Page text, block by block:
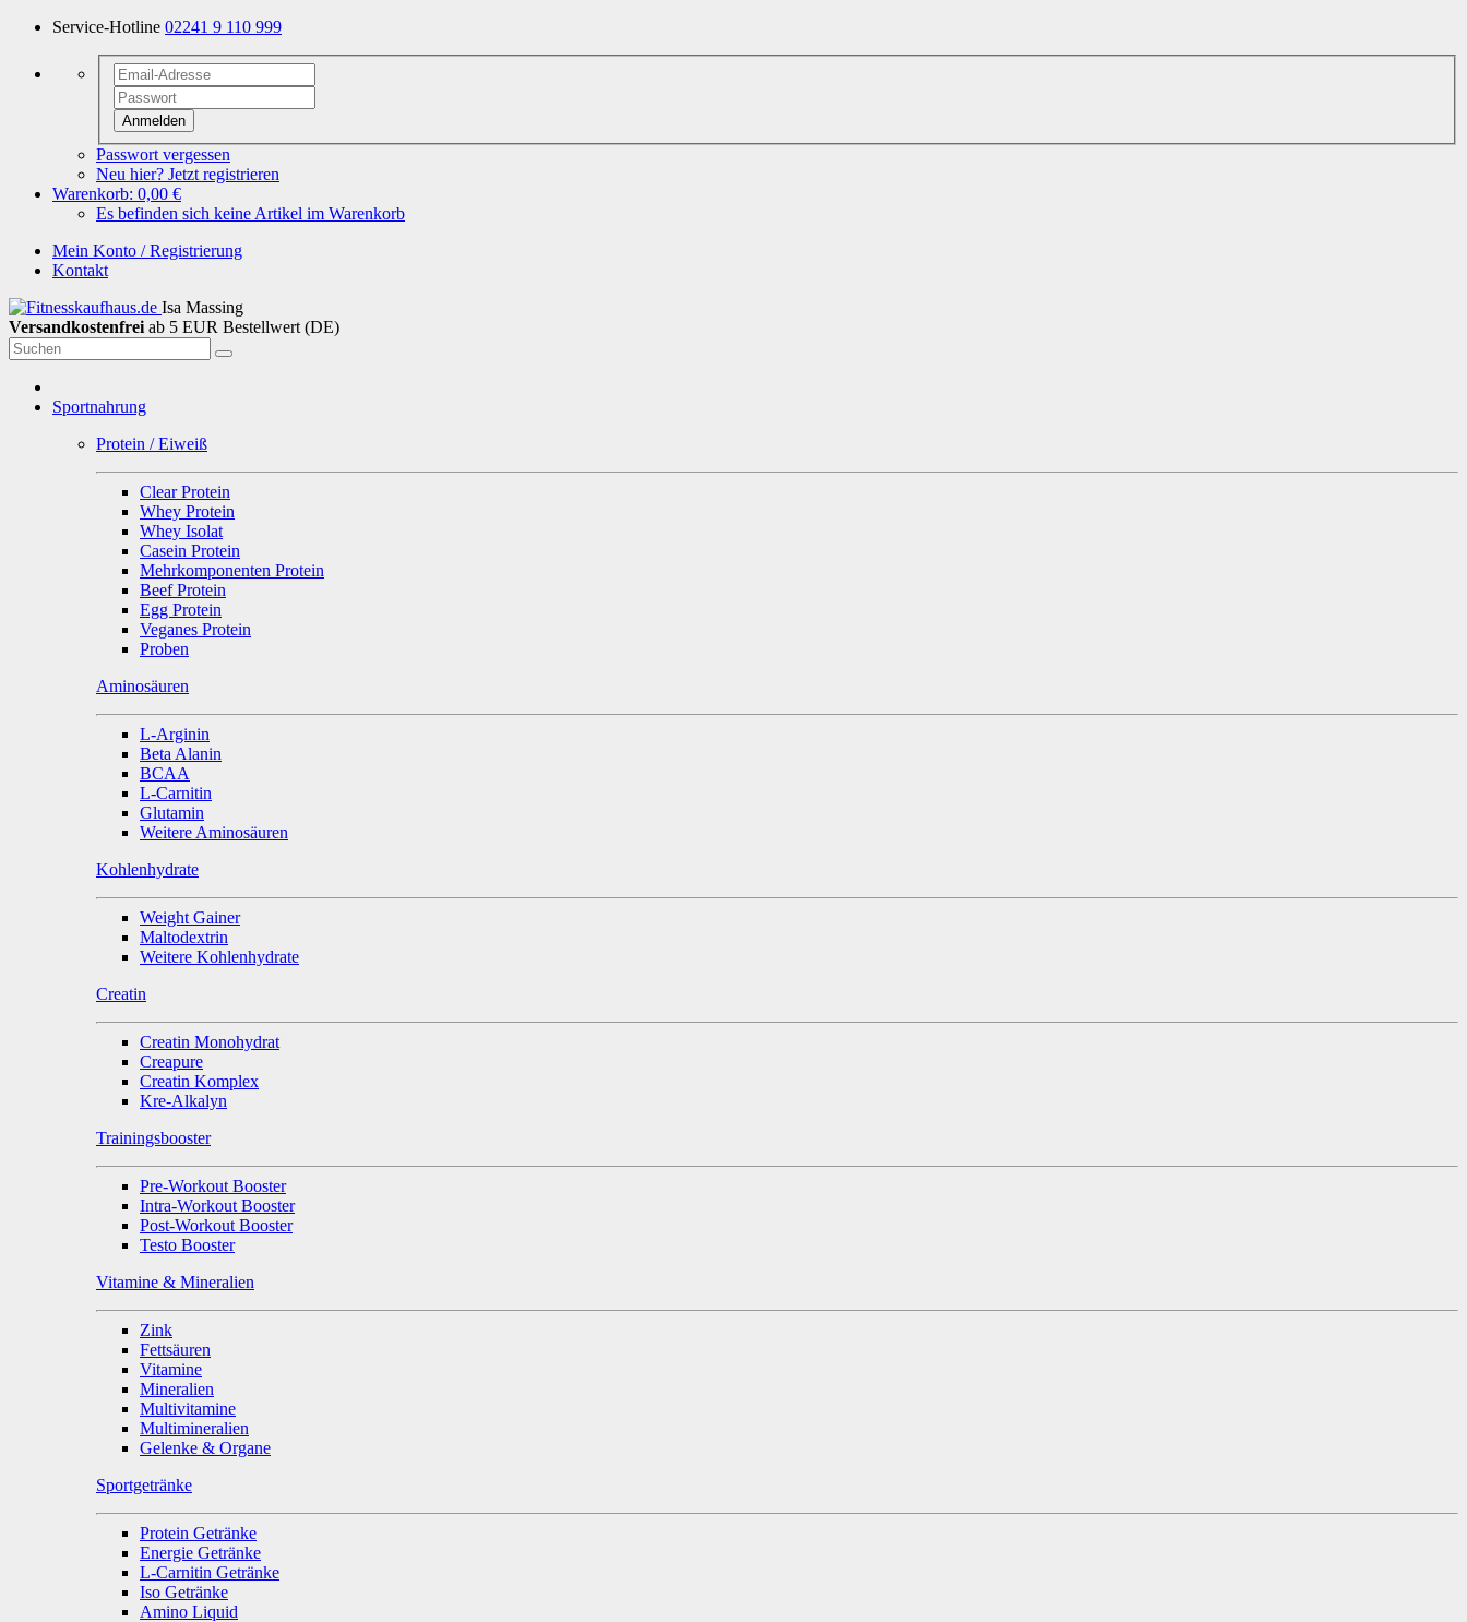
Service-Hotline 02241 9 110 999
Anmelden
Passwort vergessen
Neu hier? Jetzt registrieren
Warenkorb: 0,00 €
Es befinden sich keine Artikel im Warenkorb
Mein Konto / Registrierung
Kontakt
Isa Massing
Versandkostenfrei ab 5 EUR Bestellwert (DE)
Sportnahrung
Protein / Eiweiß
Clear Protein
Whey Protein
Whey Isolat
Casein Protein
Mehrkomponenten Protein
Beef Protein
Egg Protein
Veganes Protein
Proben
Aminosäuren
L-Arginin
Beta Alanin
BCAA
L-Carnitin
Glutamin
Weitere Aminosäuren
Kohlenhydrate
Weight Gainer
Maltodextrin
Weitere Kohlenhydrate
Creatin
Creatin Monohydrat
Creapure
Creatin Komplex
Kre-Alkalyn
Trainingsbooster
Pre-Workout Booster
Intra-Workout Booster
Post-Workout Booster
Testo Booster
Vitamine & Mineralien
Zink
Fettsäuren
Vitamine
Mineralien
Multivitamine
Multimineralien
Gelenke & Organe
Sportgetränke
Protein Getränke
Energie Getränke
L-Carnitin Getränke
Iso Getränke
Amino Liquid